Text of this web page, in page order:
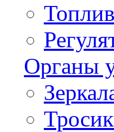
Органы